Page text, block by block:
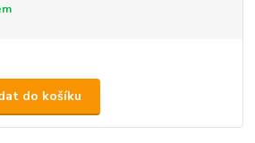
do košíku